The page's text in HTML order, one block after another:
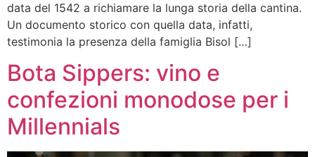
data del 1542 a richiamare la lunga storia della cantina.
Un documento storico con quella data, infatti,
testimonia la presenza della famiglia Bisol […]
Bota Sippers: vino e
confezioni monodose per i
Millennials